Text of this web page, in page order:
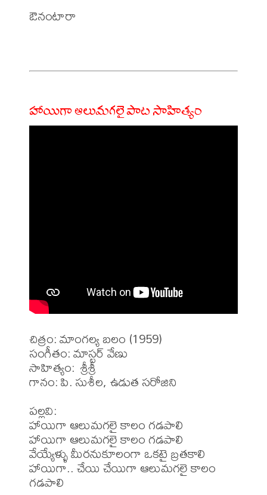
ఔనంటారా
హాయిగా ఆలుమగలై పాట సాహిత్యం
చిత్రం: మాంగల్య బలం (1959)
సంగీతం: మాస్టర్ వేణు
సాహిత్యం:  శ్రీశ్రీ
గానం: పి. సుశీల, ఉడుత సరోజిని
పల్లవి:
హాయిగా ఆలుమగలై కాలం గడపాలి
హాయిగా ఆలుమగలై కాలం గడపాలి
వేయ్యేళ్ళు మీరనుకూలంగా ఒకటై బ్రతకాలి
హాయిగా.. చేయి చేయిగా ఆలుమగలై కాలం
గడపాలి